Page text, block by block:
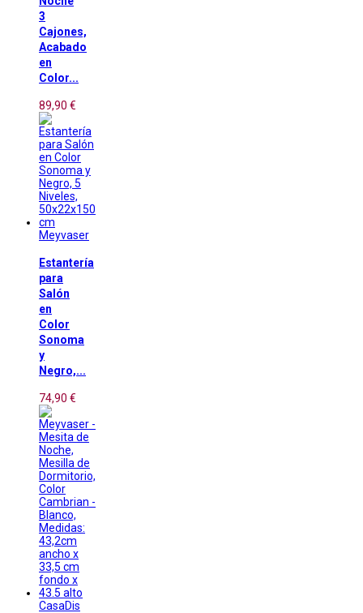
3
Cajones,
Acabado
en
Color...
89,90 €
Meyvaser
Estantería
para
Salón
en
Color
Sonoma
y
Negro,...
74,90 €
CasaDis